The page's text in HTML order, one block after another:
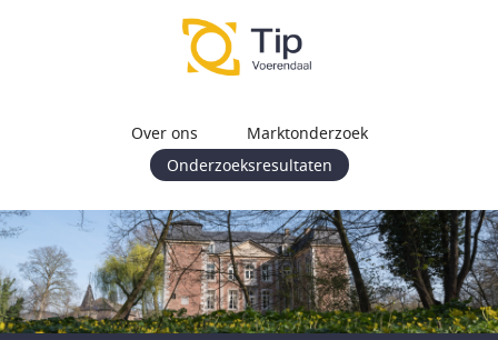
Over ons
Marktonderzoek
Onderzoeksresultaten